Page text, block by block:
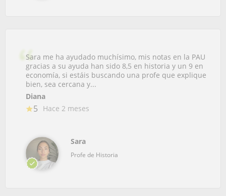
Sara me ha ayudado muchísimo, mis notas en la PAU
gracias a su ayuda han sido 8,5 en historia y un 9 en
economía, si estáis buscando una profe que explique
bien, sea cercana y...
Diana
5 Hace 2 meses
Sara
Profe de Historia